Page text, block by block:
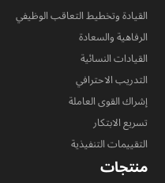
القيادة وتخطيط التعاقب الوظيفي
الرفاهية والسعادة
القيادات النسائية
التدريب الاحترافي
إشراك القوى العاملة
تسريع الابتكار
التقييمات التنفيذية
منتجات